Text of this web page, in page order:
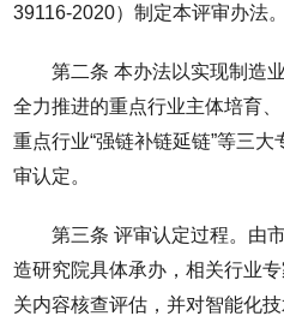
39116-2020）制定本评审办法。
第二条 本办法以实现制造
全力推进的重点行业主体培育、
重点行业“强链补链延链”等三
审认定。
第三条 评审认定过程。由
造研究院具体承办，相关行业
关内容核查评估，并对智能化